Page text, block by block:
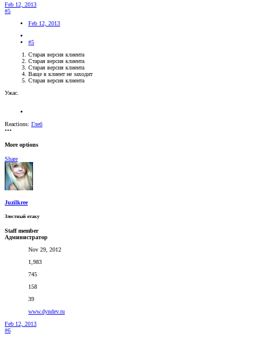
Feb 12, 2013
#5
Feb 12, 2013
#5
Старая версия клиента
Старая версия клиента
Старая версия клиента
Ваще в клиент не заходит
Старая версия клиента
Ужас.
Reactions: Глеб
•••
More options
Share
Juzilkree
Злостный отаку
Staff member
Администратор
Nov 29, 2012
1,983
745
158
39
www.dyndev.ru
Feb 12, 2013
#6